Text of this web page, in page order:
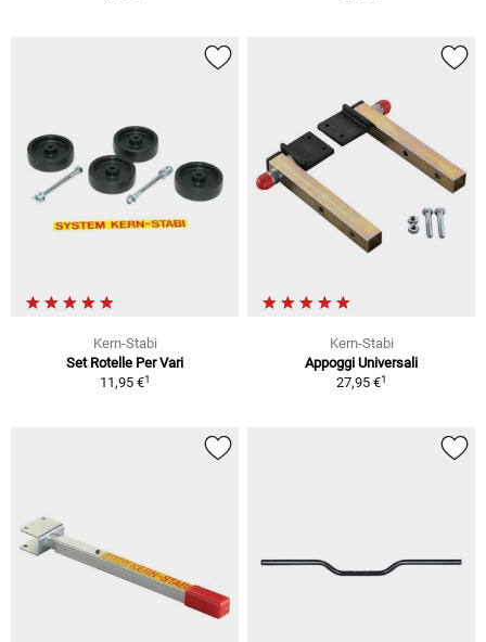
Kern-Stabi
Set Rotelle Per Vari
11,95 €1
Kern-Stabi
Appoggi Universali
27,95 €1